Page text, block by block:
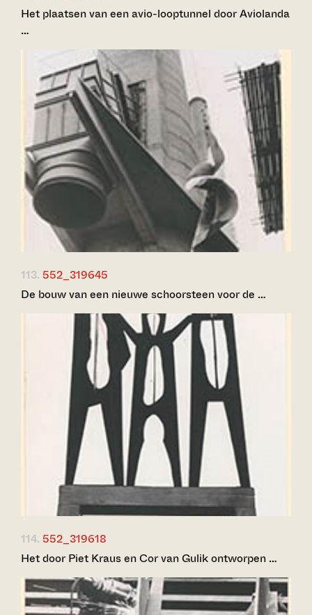
Het plaatsen van een avio-looptunnel door Aviolanda
…
113. 552_319645
De bouw van een nieuwe schoorsteen voor de …
114. 552_319618
Het door Piet Kraus en Cor van Gulik ontworpen …